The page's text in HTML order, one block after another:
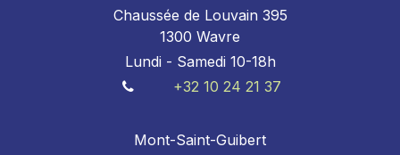
Chaussée de Louvain 395
1300 Wavre
Lundi - Samedi 10-18h
+32 10 24 21 37
Mont-Saint-Guibert